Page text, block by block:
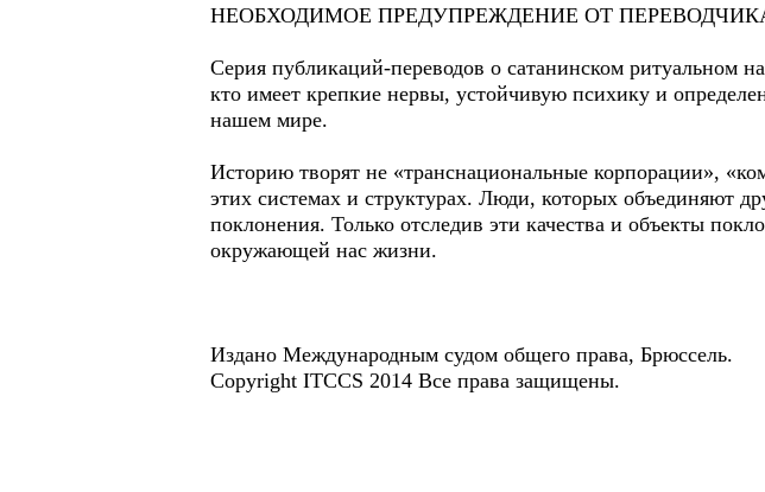
НЕОБХОДИМОЕ ПРЕДУПРЕЖДЕНИЕ ОТ
Серия публикаций-переводов о сатанинском ритуальном
кто имеет крепкие нервы, устойчивую психику и
нашем мире.
Историю творят не «транснациональные корпорации»,
этих системах и структурах. Люди, которых объединяют
поклонения. Только отследив эти качества и объекты
окружающей нас жизни.
Издано Международным судом общего права, Брюссель.
Copyright ITCCS 2014 Все права защищены.